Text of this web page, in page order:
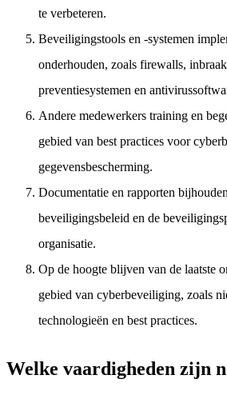
te verbeteren.
Beveiligingstools en -systemen
onderhouden, zoals firewalls,
preventiesystemen en
Andere medewerkers training en
gebied van best practices voor
gegevensbescherming.
Documentatie en rapporten
beveiligingsbeleid en de
organisatie.
Op de hoogte blijven van de laatste
gebied van cyberbeveiliging, zoals
technologieën en best practices.
Welke vaardigheden zijn